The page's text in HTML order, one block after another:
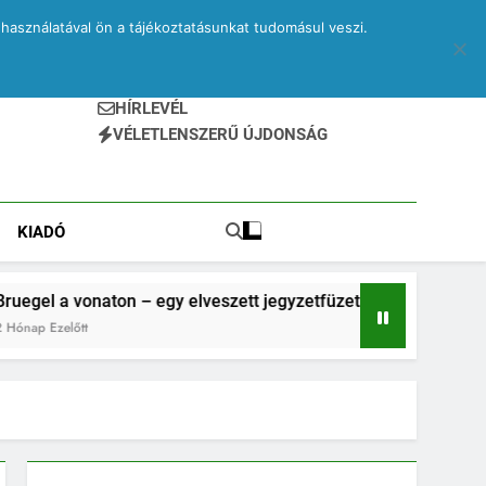
HÍRLEVÉL
VÉLETLENSZERŰ ÚJDONSÁG
KIADÓ
– egy elveszett jegyzetfüzet kitépett lapjai
ön a tájékoztatásunkat tudomásul veszi.